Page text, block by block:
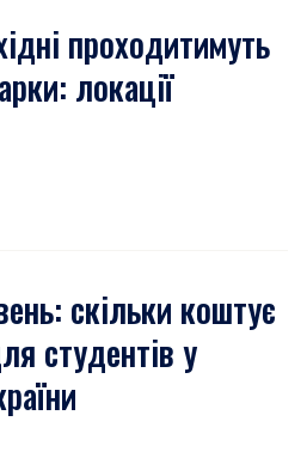
проходитимуть
локації
скільки коштує
студентів у